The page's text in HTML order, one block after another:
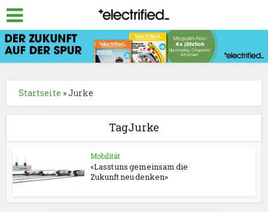
Startseite »Jurke
TagJurke
Mobilität
«Lasst uns gemeinsam die
Zukunft neu denken»